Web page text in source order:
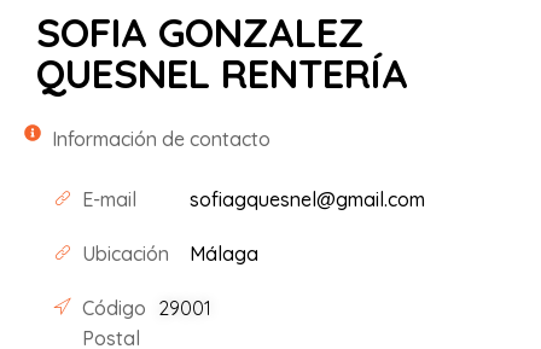
SOFIA GONZALEZ
QUESNEL RENTERÍA
Información de contacto
E-mail sofiagquesnel@gmail.com
Ubicación Málaga
Código
Postal
29001